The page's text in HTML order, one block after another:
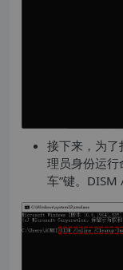
接下来，为
理员身份运行
车”键。